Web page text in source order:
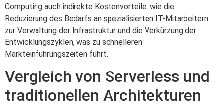
Computing auch indirekte Kostenvorteile, wie die
Reduzierung des Bedarfs an spezialisierten IT-Mitarbeitern
zur Verwaltung der Infrastruktur und die Verkürzung der
Entwicklungszyklen, was zu schnelleren
Markteinführungszeiten führt.
Vergleich von Serverless und
traditionellen Architekturen